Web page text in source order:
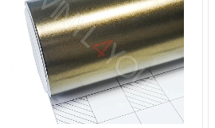
В избранное Под заказ